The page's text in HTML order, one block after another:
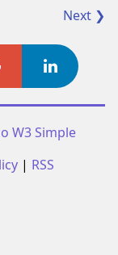
Next ❯
W3 Simple
| RSS